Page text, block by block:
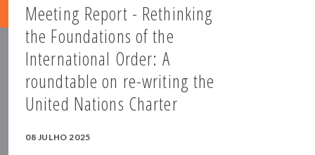
Meeting Report - Rethinking
the Foundations of the
International Order: A
roundtable on re-writing the
United Nations Charter
08 JULHO 2025